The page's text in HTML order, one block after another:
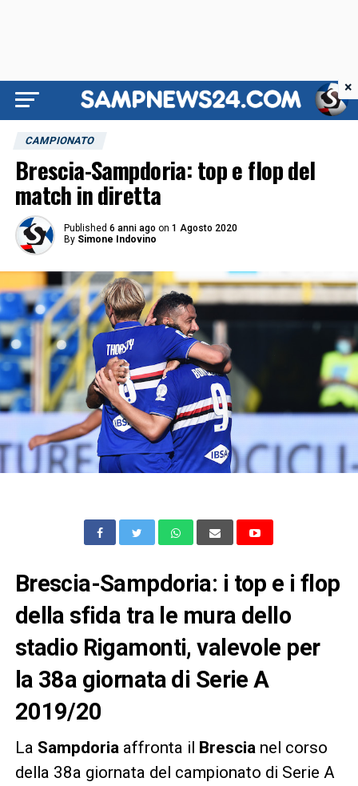
CAMPIONATO
Brescia-Sampdoria: top e flop del
match in diretta
Published 6 anni ago on 1 Agosto 2020
By Simone Indovino
Brescia-Sampdoria: i top e i flop
della sfida tra le mura dello
stadio Rigamonti, valevole per
la 38a giornata di Serie A
2019/20
La Sampdoria affronta il Brescia nel corso
della 38a giornata del campionato di Serie A
×